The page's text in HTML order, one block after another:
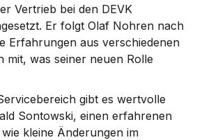
Vertrieb bei den DEVK
Er folgt Olaf Nohren nach
Erfahrungen aus verschiedenen
mit, was seiner neuen Rolle
gibt es wertvolle
Sontowski, einen erfahrenen
kleine Änderungen im